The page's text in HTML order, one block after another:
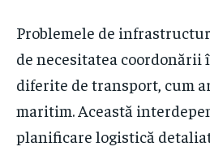
Problemele de
de necesitatea
diferite de transport, cum
maritim. Această
planificare logistică